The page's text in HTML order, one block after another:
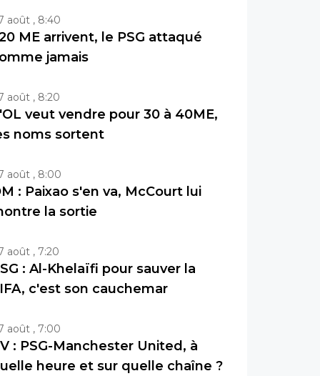
août , 8:40
ME arrivent, le PSG attaqué
jamais
août , 8:20
veut vendre pour 30 à 40ME,
noms sortent
août , 8:00
: Paixao s'en va, McCourt lui
la sortie
août , 7:20
: Al-Khelaïfi pour sauver la
c'est son cauchemar
août , 7:00
: PSG-Manchester United, à
heure et sur quelle chaîne ?